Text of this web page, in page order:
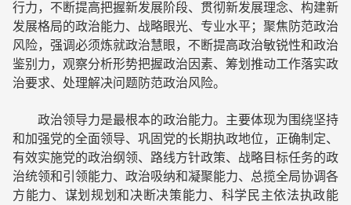
行力，不断提高把握新发展阶段、贯彻新发展理念、构建新
发展格局的政治能力、战略眼光、专业水平；聚焦防范政治
风险，强调必须炼就政治慧眼，不断提高政治敏锐性和政治
鉴别力，观察分析形势把握政治因素、筹划推动工作落实政
治要求、处理解决问题防范政治风险。
政治领导力是最根本的政治能力。主要体现为围绕坚持
和加强党的全面领导、巩固党的长期执政地位，正确制定、
有效实施党的政治纲领、路线方针政策、战略目标任务的政
治统领和引领能力、政治吸纳和凝聚能力、总揽全局协调各
方能力、谋划规划和决断决策能力、科学民主依法执政能